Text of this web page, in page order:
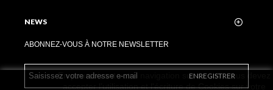
NEWS
ABONNEZ-VOUS À NOTRE NEWSLETTER
ENREGISTRER
En poursuivant votre navigation sur ce site, vous devez
accepter l’utilisation et l'écriture de Cookies sur votre